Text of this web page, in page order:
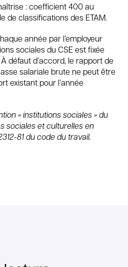
: coefficient 400 au
de classifications des ETAM.
année par l’employeur
sociales du CSE est fixée
défaut d’accord, le rapport de
salariale brute ne peut être
existant pour l’année
« institutions sociales » du
sociales et culturelles en
81 du code du travail.